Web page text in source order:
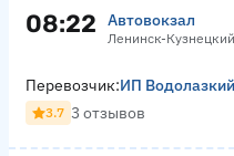
08:22 Автовокзал
Ленинск-
Перевозчик:ИП
3.7 3 отзывов